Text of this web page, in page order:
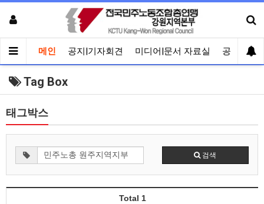
메인 공지|기자회견 미디어|문서 자료실 공유게시
Tag Box
태그박스
검색
Total 1